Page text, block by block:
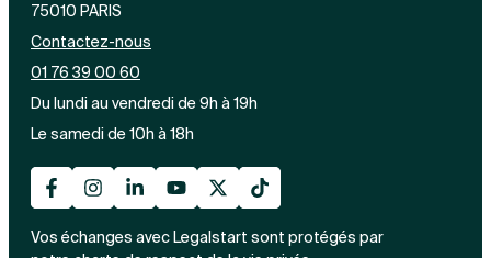
75010 PARIS
Contactez-nous
01 76 39 00 60
Du lundi au vendredi de 9h à 19h
Le samedi de 10h à 18h
Vos échanges avec Legalstart sont protégés par